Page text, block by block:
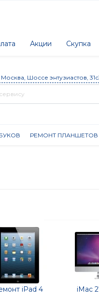
Акции Скупка
Москва, Шоссе энтузиастов,
РЕМОНТ ПЛАНШЕТОВ
iPad 4 iMac